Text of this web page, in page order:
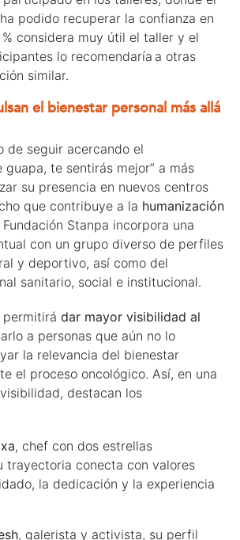
podido recuperar la confianza en
considera muy útil el taller y el
lo recomendaría a otras
similar.
el bienestar personal más allá
de seguir acercando el
guapa, te sentirás mejor” a más
su presencia en nuevos centros
que contribuye a la humanización
Fundación Stanpa incorpora una
con un grupo diverso de perfiles
y deportivo, así como del
sanitario, social e institucional.
dar mayor visibilidad al
a personas que aún no lo
la relevancia del bienestar
el proceso oncológico. Así, en una
destacan los
, chef con dos estrellas
trayectoria conecta con valores
la dedicación y la experiencia
, galerista y activista, su perfil